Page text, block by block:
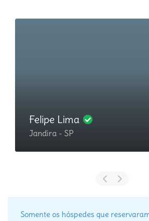
Felipe Lima
Jandira - SP
Somente os hóspedes que